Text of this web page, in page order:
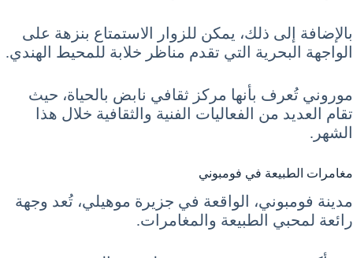
بالإضافة إلى ذلك، يمكن للزوار الاستمتاع بنزهة على
الواجهة البحرية التي تقدم مناظر خلابة للمحيط الهندي.
موروني تُعرف بأنها مركز ثقافي نابض بالحياة، حيث
تقام العديد من الفعاليات الفنية والثقافية خلال هذا
الشهر.
مغامرات الطبيعة في فومبوني
مدينة فومبوني، الواقعة في جزيرة موهيلي، تُعد وجهة
رائعة لمحبي الطبيعة والمغامرات.